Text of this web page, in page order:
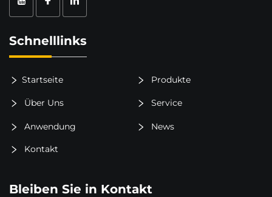
Schnelllinks
Startseite Produkte
Über Uns Service
Anwendung News
Kontakt
Bleiben Sie in Kontakt